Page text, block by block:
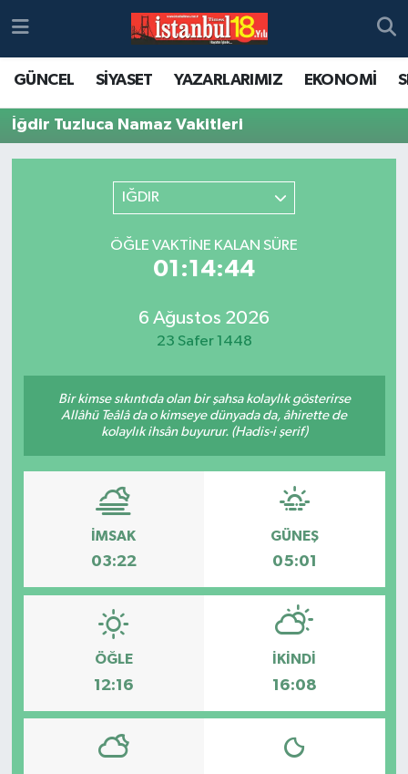
GÜNCEL SİYASET YAZARLARIMIZ EKONOMİ
İğdir Tuzluca Namaz Vakitleri
IĞDIR
ÖĞLE VAKTINE KALAN SÜRE
01:14:44
6 Ağustos 2026
23 Safer 1448
Bir kimse sıkıntıda olan bir şahsa kolaylık gösterirse
Allâhü Teâlâ da o kimseye dünyada da, âhirette de
kolaylık ihsân buyurur. (Hadis-i şerif)
İMSAK
03:22
GÜNEŞ
05:01
ÖĞLE
12:16
İKINDI
16:08